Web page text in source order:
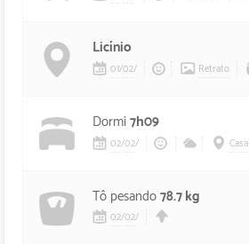
Licínio
01/02/ Retrato
Dormi7h09
02/02/ Casa
Tô pesando78.7 kg
02/02/